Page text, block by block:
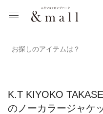
お探しのアイテムは？
K.T KIYOKO
のノーカラージャケ